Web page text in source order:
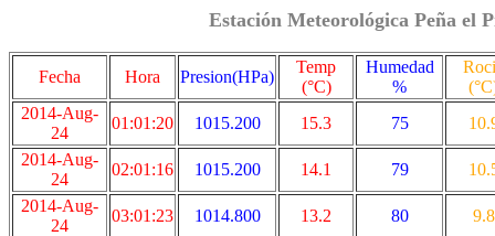
Estación Meteorológica Peña el
Fecha Hora Presion(HPa)
Temp
(°C)
Humedad
%
2014-Aug-
24
01:01:20 1015.200 15.3 75
2014-Aug-
24
02:01:16 1015.200 14.1 79
2014-Aug-
24
03:01:23 1014.800 13.2 80
9.8